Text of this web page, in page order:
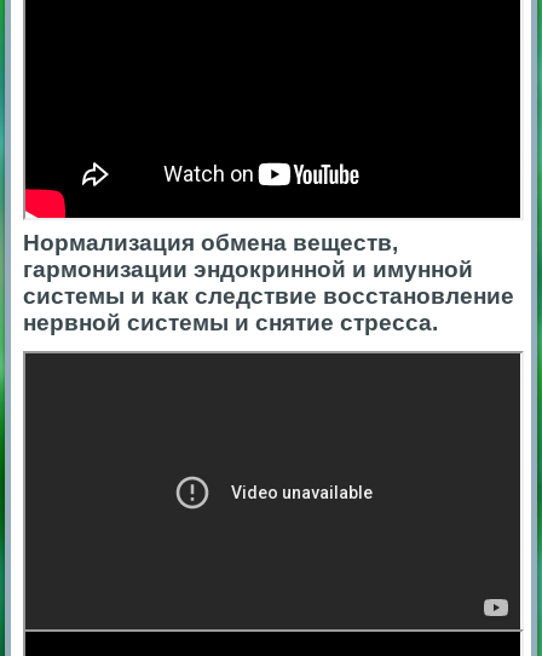
Нормализация обмена веществ,
гармонизации эндокринной и имунной
системы и как следствие восстановление
нервной системы и снятие стресса.